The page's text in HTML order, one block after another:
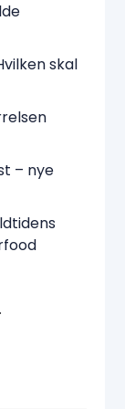
skal
– nye